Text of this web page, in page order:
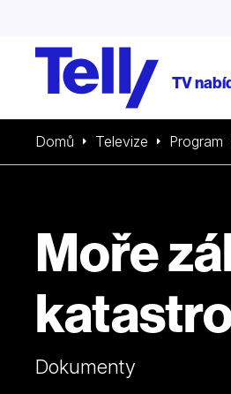
TV
Domů Televize Program
Moře
Dokumenty